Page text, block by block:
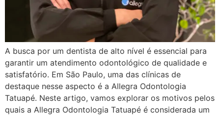
A busca por um dentista de alto nível é essencial para
garantir um atendimento odontológico de qualidade e
satisfatório. Em São Paulo, uma das clínicas de
destaque nesse aspecto é a Allegra Odontologia
Tatuapé. Neste artigo, vamos explorar os motivos pelos
quais a Allegra Odontologia Tatuapé é considerada um